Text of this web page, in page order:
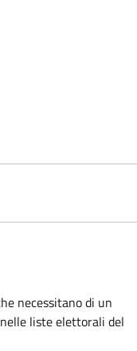
necessitano di un
liste elettorali del